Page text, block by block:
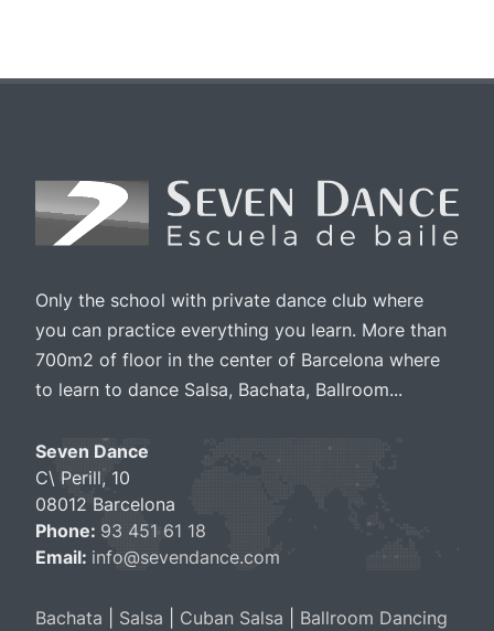
Only the school with private dance club where
you can practice everything you learn. More than
700m2 of floor in the center of Barcelona where
to learn to dance Salsa, Bachata, Ballroom...
Seven Dance
C\ Perill, 10
08012 Barcelona
Phone: 93 451 61 18
Email: info@sevendance.com
Bachata Salsa Cuban Salsa Ballroom Dancing